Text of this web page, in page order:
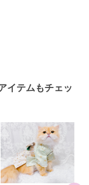
イテムもチェッ